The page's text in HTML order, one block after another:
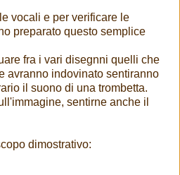
vocali e per verificare le
preparato questo semplice
fra i vari disegnni quelli che
avranno indovinato sentiranno
il suono di una trombetta.
sentirne anche il
dimostrativo: